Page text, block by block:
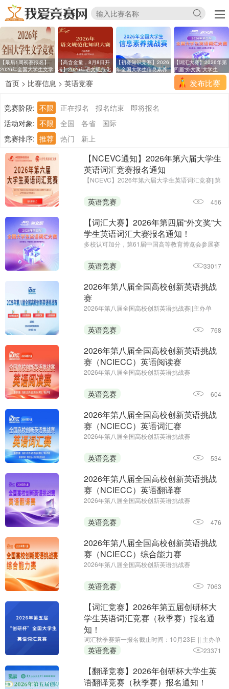
【最后1周初赛报名】
2026年全国大学生文学
【高含金量，8月8日开
考】2026年语文规范化
【初赛知识竞赛】2026
年全国大学生信息素养
【词汇大赛】2026年第
四届“外文奖”大学生
发布比赛
首页 > 比赛信息 > 英语竞赛
竞赛阶段: 不限 正在报名 报名结束
即将报名
活动对象: 不限 全国 各省
国际
竞赛排序: 推荐 热门 新上
【NCEVC通知】2026年第六届大学生
英语词汇竞赛报名通知
【NCEVC】2026年第六届大学生英语词汇竞赛||第
英语竞赛 456
【词汇大赛】2026年第四届“外文奖”大
学生英语词汇大赛报名通知！
多校认可加分，第61届中国高等教育博览会参展赛
英语竞赛 33017
2026年第八届全国高校创新英语挑战
赛
2026年第八届全国高校创新英语挑战赛||主办单
杂志||报名时间：即日起—2026年12月25日
英语竞赛 768
2026年第八届全国高校创新英语挑战
赛（NCIECC）英语阅读赛
2026年第八届全国高校创新英语挑战赛
新英语挑战赛组委会、《海外英语》杂志；报名时
间：即日起—2026年12月25日
英语竞赛 604
2026年第八届全国高校创新英语挑战
赛（NCIECC）英语词汇赛
2026年第八届全国高校创新英语挑战赛
新英语挑战赛组委会、《海外英语》杂志；报名及
初赛时间：即日起至2027年1月14日
英语竞赛 534
2026年第八届全国高校创新英语挑战
赛（NCIECC）英语翻译赛
2026年第八届全国高校创新英语挑战赛
至11月26日||第二场报名时间：即日起至2027年1月
7日||主办单位：全国高校创新英语挑战赛组委会、
英语竞赛 476
2026年第八届全国高校创新英语挑战
赛（NCIECC）综合能力赛
2026年第八届全国高校创新英语挑战赛
月13日;主办单位:全国高校创新英语挑战赛组委会、
《海外英语》杂志
英语竞赛 7063
【词汇竞赛】2026年第五届创研杯大
学生英语词汇竞赛（秋季赛）报名通
知！
词汇秋季赛第一报名截止时间：10月23日 || 主办单
位：华夏文化促进会素质教育委员会，承办单位：
黑龙江省创新教育研究院、我爱竞赛网，组织单
位：创研杯大学生英语竞赛组委会
英语竞赛 23371
【翻译竞赛】2026年创研杯大学生英
语翻译竞赛（秋季赛）报名通知！